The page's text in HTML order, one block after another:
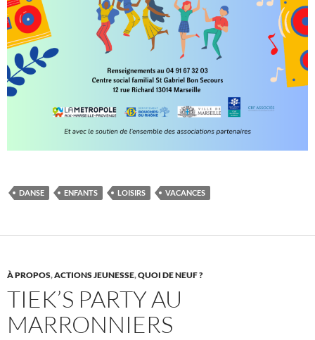
DANSE ENFANTS LOISIRS VACANCES
À PROPOS,ACTIONS JEUNESSE,QUOI DE NEUF ?
TIEK’S PARTY AU
MARRONNIERS